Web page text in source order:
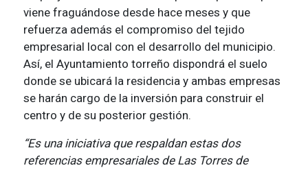
viene fraguándose desde hace meses y que
refuerza además el compromiso del tejido
empresarial local con el desarrollo del municipio.
Así, el Ayuntamiento torreño dispondrá el suelo
donde se ubicará la residencia y ambas empresas
se harán cargo de la inversión para construir el
centro y de su posterior gestión.
“Es una iniciativa que respaldan estas dos
referencias empresariales de Las Torres de